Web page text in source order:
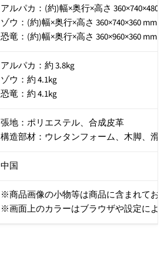
アルパカ：(約)幅×奥行×高さ 360×740×480
ゾウ：(約)幅×奥行×高さ 360×740×360 mm
恐竜：(約)幅×奥行×高さ 360×960×360 mm
アルパカ：約 3.8kg
ゾウ：約 4.1kg
恐竜：約 4.1kg
張地：ポリエステル、合成皮革
構造部材：ウレタンフォーム、木脚、滑
中国
※商品画像の小物等は商品に含まれてお
※画面上のカラーはブラウザや設定によ